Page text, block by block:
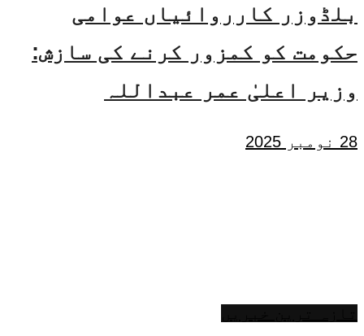
بلڈوزر کارروائیاں عوامی
حکومت کو کمزور کرنے کی سازش:
وزیر اعلیٰ عمر عبداللہ
28 نومبر 2025